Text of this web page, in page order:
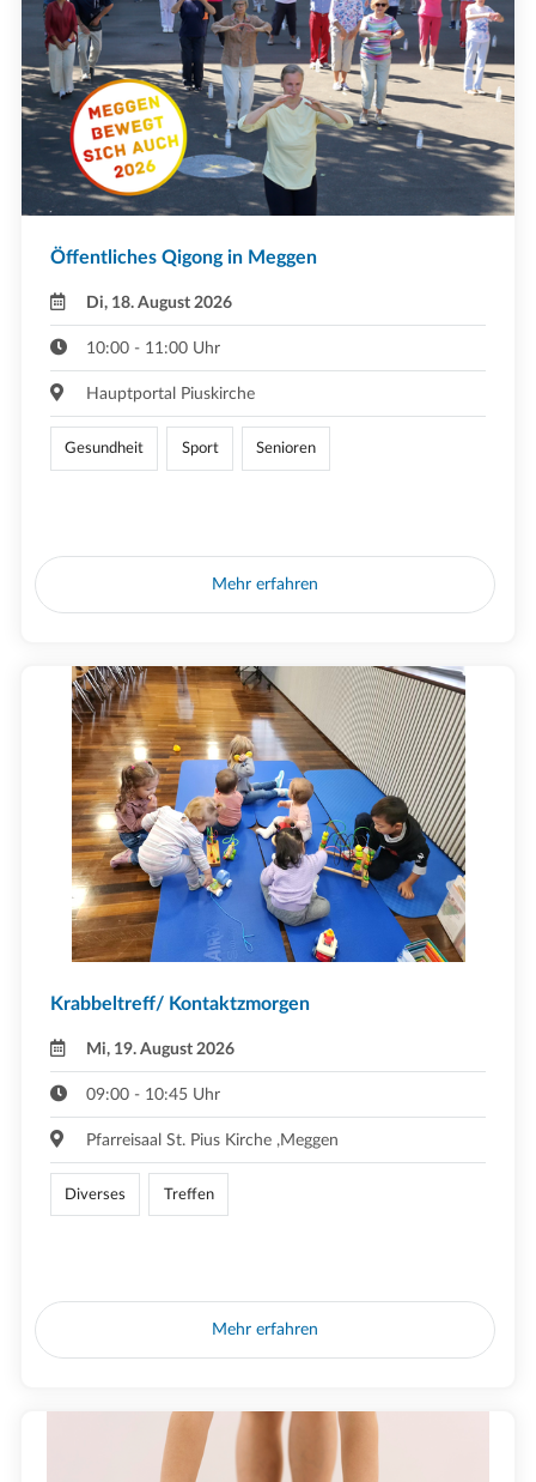
Öffentliches Qigong in Meggen
Di, 18. August 2026
10:00 - 11:00 Uhr
Hauptportal Piuskirche
Gesundheit Sport Senioren
Mehr erfahren
Krabbeltreff/ Kontaktzmorgen
Mi, 19. August 2026
09:00 - 10:45 Uhr
Pfarreisaal St. Pius Kirche ,Meggen
Diverses Treffen
Mehr erfahren